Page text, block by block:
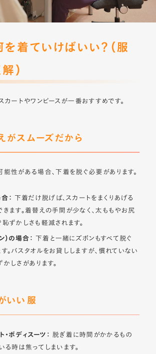
着ていけばいい？（服
）
カートやワンピースが一番おすすめです。
がスムーズだから
性がある場合、下着を脱ぐ必要があります。
： 下着だけ脱げば、スカートをまくりあげる
ます。着替えの手間が少なく、太ももやお尻
ずかしさも軽減されます。
）の場合： 下着と一緒にズボンもすべて脱ぐ
。バスタオルをお貸ししますが、慣れていない
しさがあります。
いい服
・ボディスーツ： 脱ぎ着に時間がかかるもの
る時は焦ってしまいます。